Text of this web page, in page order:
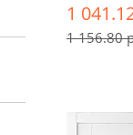
1
1 156.80